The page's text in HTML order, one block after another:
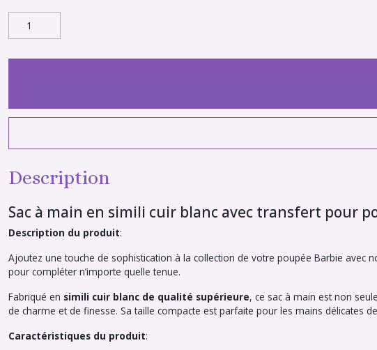
Description
Sac à main en simili cuir blanc avec transfert pour
Description du produit:
Ajoutez une touche de sophistication à la collection de votre poupée Barbie avec
pour compléter n’importe quelle tenue.
Fabriqué en simili cuir blanc de qualité supérieure, ce sac à main est non
de charme et de finesse. Sa taille compacte est parfaite pour les mains délicates
Caractéristiques du produit: